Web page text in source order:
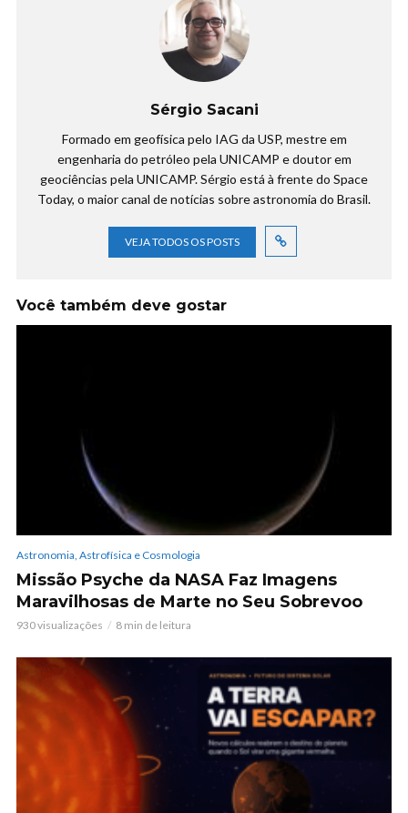
Sérgio Sacani
Formado em geofísica pelo IAG da USP, mestre em
engenharia do petróleo pela UNICAMP e doutor em
geociências pela UNICAMP. Sérgio está à frente do Space
Today, o maior canal de notícias sobre astronomia do Brasil.
VEJA TODOS OS POSTS
Você também deve gostar
Astronomia, Astrofísica e Cosmologia
Missão Psyche da NASA Faz Imagens
Maravilhosas de Marte no Seu Sobrevoo
930 visualizações 8 min de leitura